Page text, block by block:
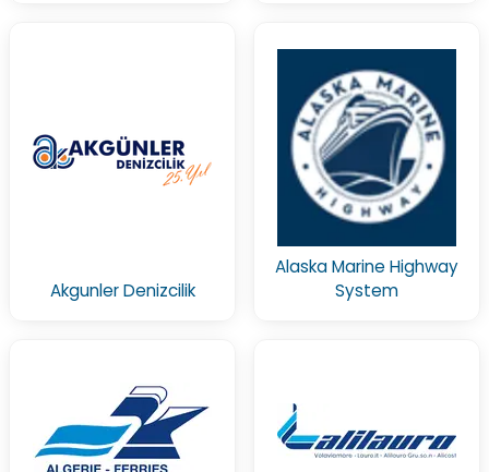
Akgunler Denizcilik
Alaska Marine Highway
System